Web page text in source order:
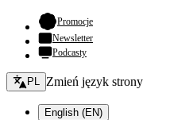
Promocje- otwiera się w nowej karcie
Newsletter
Podcasty
Zmień język - bieżący:
PL Zmień język strony
English (EN)